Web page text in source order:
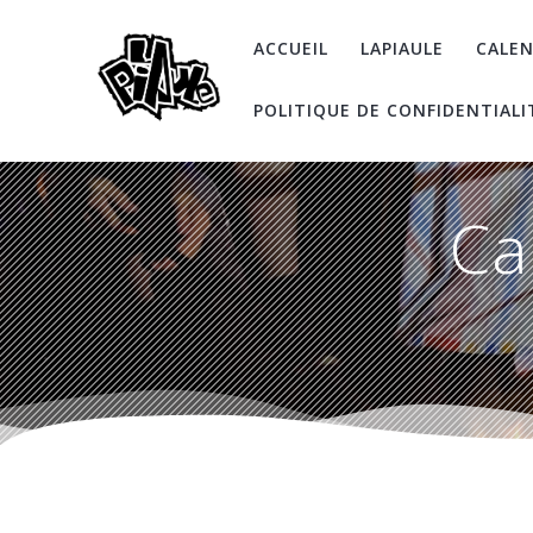
ACCUEIL LAPIAULE
POLITIQUE DE